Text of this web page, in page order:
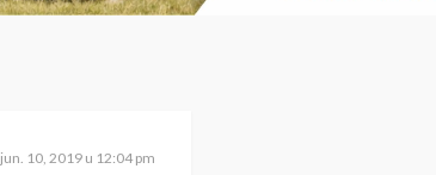
jun. 10, 2019 u 12:04 pm